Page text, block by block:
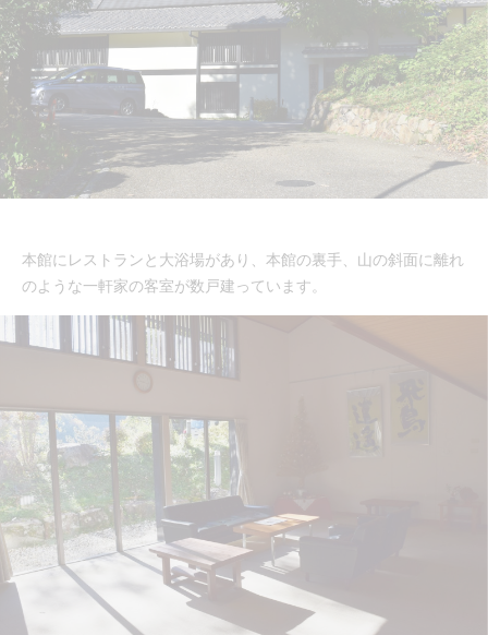
本館にレストランと大浴場があり、本館の裏手、山の斜面に離れ
のような一軒家の客室が数戸建っています。